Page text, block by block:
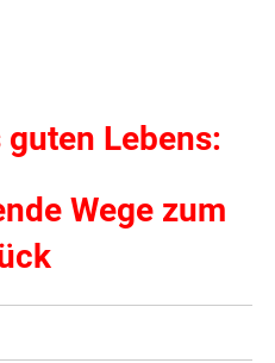
Lebens:
Wege zum